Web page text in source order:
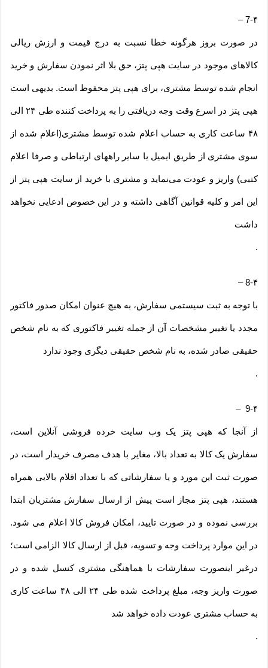
7-۴–
در صورت بروز هرگونه خطا نسبت به درج قیمت و ارزش ریالی
کالاهای موجود در سایت هپی پتز، حق بلا اثر نمودن سفارش و خرید
انجام شده توسط مشتری، برای هپی پتز محفوظ است. بدیهی است
هپی پتز در اسرع وقت وجه دریافتی را به پرداخت کننده طی ۲۴ الی
۴۸ ساعت کاری به حساب اعلام شده توسط مشتری(اعلام شده از
سوی مشتری از طریق ایمیل یا سایر راههای ارتباطی و صرفا اعلام
کتبی) واریز و عودت می‌نماید و مشتری با خرید از سایت هپی پتز از
این امر و کلیه قوانین آگاهی داشته و در این خصوص ادعایی نخواهد
داشت
.
8-۴–
با توجه به ثبت سیستمی سفارش، به هیچ عنوان امکان صدور فاکتور
مجدد یا تغییر مشخصات آن از جمله تغییر فاکتوری که به نام شخص
حقیقی صادر شده، به نام شخص حقیقی دیگری وجود ندارد
.
9-۴ –
از آنجا که هپی پتز یک وب ‌سایت خرده‌ فروشی آنلاین است،
سفارش یک کالا به تعداد بالا، مغایر با هدف مصرف خریدار است، در
صورت ثبت این مورد و یا سفارشاتی که با تعداد اقلام بالایی همراه
هستند، هپی پتز مجاز است پیش از ارسال سفارش مشتریان ابتدا
بررسی نموده و در صورت تایید، امکان فروش کالا اعلام می شود.
در این موارد پرداخت وجه و تسویه، قبل از ارسال کالا الزامی است؛
درغیر اینصورت سفارشات با هماهنگی مشتری کنسل شده و در
صورت واریز وجه، مبلغ پرداخت شده طی ۲۴ الی ۴۸ ساعت کاری
به حساب مشتری عودت داده خواهد شد
.